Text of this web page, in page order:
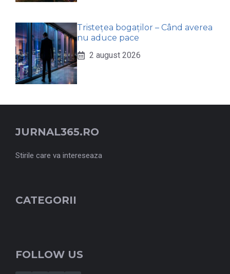
Tristețea bogaților – Când averea
nu aduce pace
2 august 2026
JURNAL365.RO
Stirile care va intereseaza
CATEGORII
FOLLOW US